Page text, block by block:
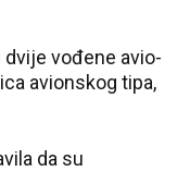
dvije vođene avio-
avionskog tipa,
da su